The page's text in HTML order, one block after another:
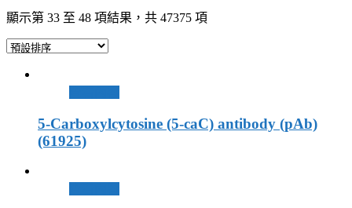
顯示第 33 至 48 項結果，共 47375 項
5-Carboxylcytosine (5-caC) antibody (pAb)
(61925)